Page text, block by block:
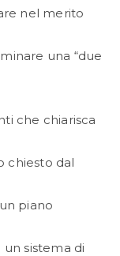
nel merito
una “due
che chiarisca
chiesto dal
piano
sistema di